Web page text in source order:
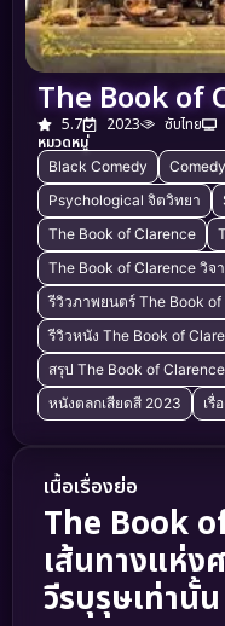
The Book of
5.7 2023 ซับไทย
หมวดหมู่
Black Comedy
Psychological จิตวิทยา
The Book of Clarence
The Book of Clarence วิจ
รีวิวภาพยนตร์ The Book
รีวิวหนัง The Book of
สรุป The Book of Clarence
หนังตลกเสียดสี 2023
เรื่
เนื้อเรื่องย่อ
The Book
เส้นทางแห่ง
วีรบุรุษเท่านั้น